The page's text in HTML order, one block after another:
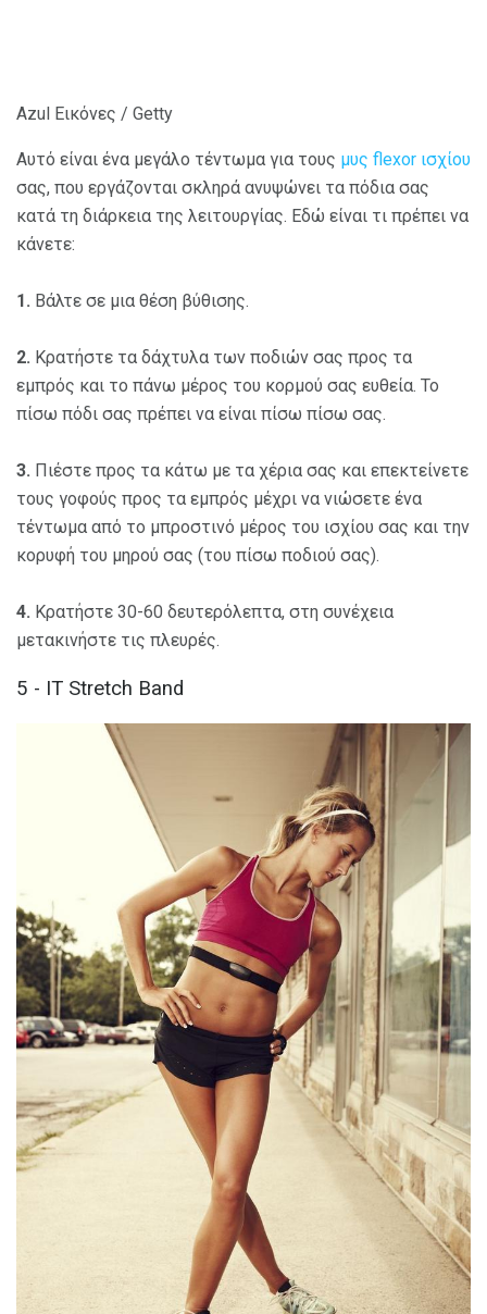
Azul Εικόνες / Getty
Αυτό είναι ένα μεγάλο τέντωμα για τους μυς flexor ισχίου
σας, που εργάζονται σκληρά ανυψώνει τα πόδια σας
κατά τη διάρκεια της λειτουργίας. Εδώ είναι τι πρέπει να
κάνετε:
1. Βάλτε σε μια θέση βύθισης.
2. Κρατήστε τα δάχτυλα των ποδιών σας προς τα
εμπρός και το πάνω μέρος του κορμού σας ευθεία. Το
πίσω πόδι σας πρέπει να είναι πίσω πίσω σας.
3. Πιέστε προς τα κάτω με τα χέρια σας και επεκτείνετε
τους γοφούς προς τα εμπρός μέχρι να νιώσετε ένα
τέντωμα από το μπροστινό μέρος του ισχίου σας και την
κορυφή του μηρού σας (του πίσω ποδιού σας).
4. Κρατήστε 30-60 δευτερόλεπτα, στη συνέχεια
μετακινήστε τις πλευρές.
5 - IT Stretch Band